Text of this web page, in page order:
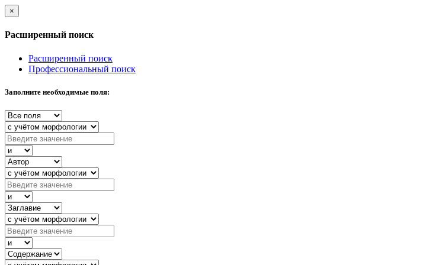
×
Расширенный поиск
Расширенный поиск
Профессиональный поиск
Заполните необходимые поля: